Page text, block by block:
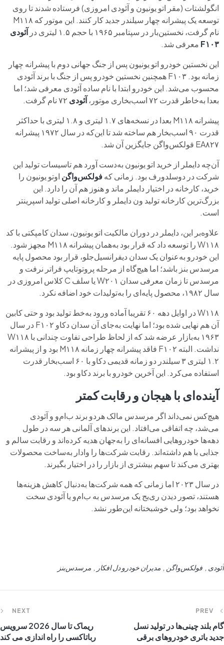
انگولشتات (مقر اتو یونیون و آئودی امروزی) فرستاده شدند تا روی
توسعه یک پیشرانه چهار سیلندر جدید کار کنند. این موتور که M۱۱۸
نام گرفت، نخستین‌بار در سپتامبر ۱۹۶۵ با حجم ۱.۵ لیتری در
آئودی
F۱۰۳ معرفی شد.
این نخستین خودرو اتو یونیون پس از جنگ جهانی دوم با پیشرانه چهار
زمانه بود. F۱۰۳ همچنین نخستین خودرو پس از جنگ با برند آئودی
محسوب می‌شد. این خودرو ابتدا با نام ساده آئودی معرفی شد؛ اما
بعدا به‌خاطر قدرت ۷۲ اسب‌بخاری موتور،
آئودی
پیشرانه M۱۱۸ بعدا در نسخه‌های ۱.۷ لیتری و ۱.۸ لیتری با حداکثر
قدرت ۹۰ اسب‌بخار هم ساخته شد تا این‌که در سال ۱۹۷۲ پیشرانه
EA۸۲۷ فولکس‌واگن جایگزین آن شد.
آن‌چه دایملر از خرید اتو یونیون به‌دست آورد هم تاسیسات تولید این
شرکت در دوسلدورف بود. زمانی کهفولکس‌واگن اوتو یونیون را
خرید، کارخانه در اختیار دایملر ماند و هنوز هم آن را دارد. این
بزرگ‌ترین کارخانه تولید ون دایملر و کارخانه اصلی تولید اسپرینتر
است.
علاوه‌بر این، دایملر در دوران مالکیت اتو یونیون، سدان کامپکتی با کد
W۱۱۸ را توسعه داد که قرار بود به‌همان پیشرانه M۱۱۸ مجهز شود.
این خودرو به‌عنوان یک سدان دیفرانسیل‌جلو، قرار بود محصول پایه
مرسدس بنز باشد؛ اما هیچ‌گاه از مرحله پروتوتایپ فراتر نرفت و
مرسدس تا زمان معرفی سدان W۲۰۱ یا سلف C کلاس امروزی در
سال ۱۹۸۲، محصول پایه‌ای را به‌تولیدات خود اضافه نکرد.
W۱۱۸ در اوایل دهه ۶۰ تقریبا آماده ورود به‌خط تولید بود و حتی کابین
آن ‌هم نهایی شده بود؛ اما نهایت به‌جای آن سدان دکاو F۱۰۲ در سال
۱۹۶۳ به‌بازار عرضه شد که از لحاظ طراحی تفاوت چندانی با W۱۱۸
نداشت. البته F۱۰۲ فاقد پیشرانه چهار زمانه M۱۱۸ بود و از پیشرانه
۱.۲ لیتری ۳ سیلندر دو زمانه قدیمی دکاو با ۶۰ اسب‌بخار قدرت
استفاده می‌کرد. این آخرین خودرو با برند دکاو بود.
آینده‌ای با هیجان و رقابت کمتر
هیچ‌کس نمی‌داند اگر مرسدس مالک هردو برند ب‌ام‌و و آئودی
می‌شد، چه اتفاقی می‌افتاد. این برندهای آلمانی هر سه در طول
دهه‌ها خودروهایی افسانه‌ای را به‌جهان هدیه کرده‌اند و رقابت سالم و
جذابی با هم داشته‌اند. رقابت شرکت‌ها را وادار به‌ساخت محصولات
بهتری می‌کند تا سهم بیشتری از بازار را در اختیار بگیرند.
در سال ۲۰۲۳ اما زمانی که همه شرکت‌ها به‌دنبال کاهش هزینه‌ها
هستند، تصور دیدن ری‌بج یک مرسدس به ب‌ام‌و یا آئودی سخت
نخواهد بود؛ ولی خوشبختانه این‌طور نشد.
آئودی فولکس‌واگن مدیران خودرو دل افکار مرسدس‌بنز
PREV
گام بلند چینی‌ها در تولید نسل
جدید باتری خودروهای برقی
NEXT
ریماک تا سال 2026 سرویس
رباتاکسی را راه اندازی می کند